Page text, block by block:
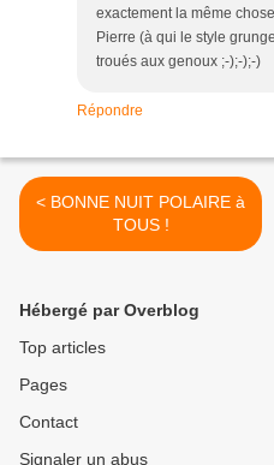
exactement la même
Pierre (à qui le style
troués aux genoux ;-);-);-)
Répondre
< BONNE NUIT POLAIRE à
TOUS !
Hébergé par Overblog
Top articles
Pages
Contact
Signaler un abus